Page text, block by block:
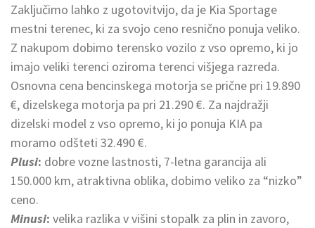
Zaključimo lahko z ugotovitvijo, da je Kia Sportage
mestni terenec, ki za svojo ceno resnično ponuja veliko.
Z nakupom dobimo terensko vozilo z vso opremo, ki jo
imajo veliki terenci oziroma terenci višjega razreda.
Osnovna cena bencinskega motorja se prične pri 19.890
€, dizelskega motorja pa pri 21.290 €. Za najdražji
dizelski model z vso opremo, ki jo ponuja KIA pa
moramo odšteti 32.490 €.
Plusi: dobre vozne lastnosti, 7-letna garancija ali
150.000 km, atraktivna oblika, dobimo veliko za “nizko”
ceno.
Minusi: velika razlika v višini stopalk za plin in zavoro,